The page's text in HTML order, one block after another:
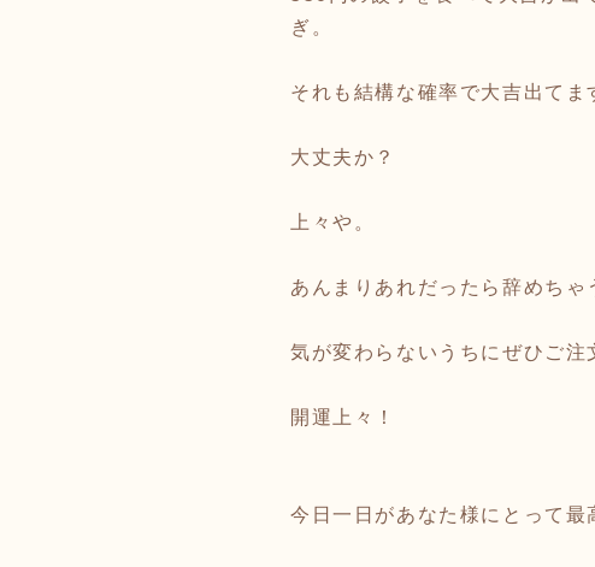
ぎ。
それも結構な確率で大吉出てま
大丈夫か？
上々や。
あんまりあれだったら辞めちゃ
気が変わらないうちにぜひご注
開運上々！
今日一日があなた様にとって最